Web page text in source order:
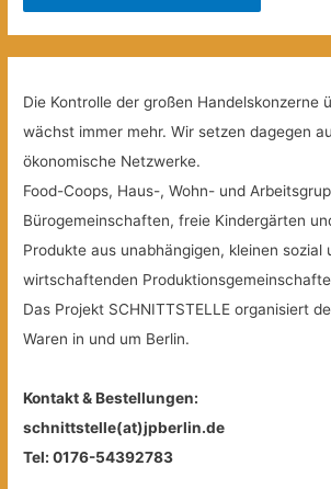
Die Kontrolle der großen Handelskonzerne
wächst immer mehr. Wir setzen dagegen
ökonomische Netzwerke.
Food-Coops, Haus-, Wohn- und
Bürogemeinschaften, freie Kindergärten
Produkte aus unabhängigen, kleinen sozial
wirtschaftenden
Das Projekt SCHNITTSTELLE organisiert
Waren in und um Berlin.
Kontakt & Bestellungen:
schnittstelle(at)jpberlin.de
Tel: 0176-54392783